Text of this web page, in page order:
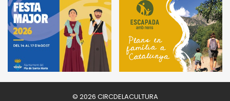
© 2026 CIRCDELACULTURA